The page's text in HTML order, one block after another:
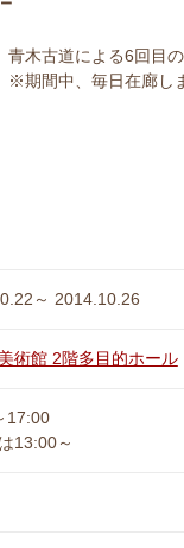
青木古道による6回目
※期間中、毎日在廊し
～ 2014.10.26
術館 2階多目的ホール
17:00
13:00～